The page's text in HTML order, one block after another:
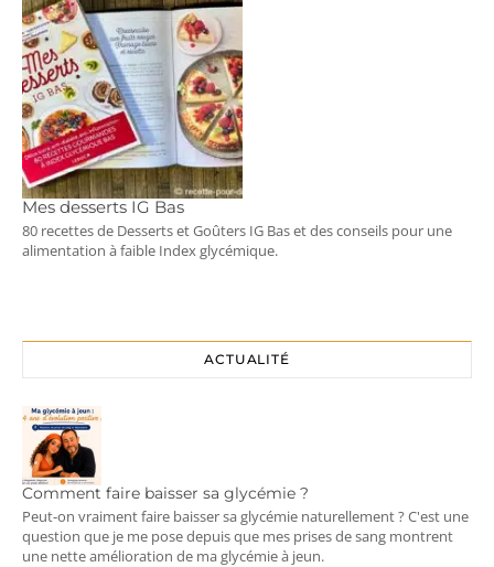
Mes desserts IG Bas
80 recettes de Desserts et Goûters IG Bas et des conseils pour une
alimentation à faible Index glycémique.
ACTUALITÉ
Comment faire baisser sa glycémie ?
Peut-on vraiment faire baisser sa glycémie naturellement ? C'est une
question que je me pose depuis que mes prises de sang montrent
une nette amélioration de ma glycémie à jeun.